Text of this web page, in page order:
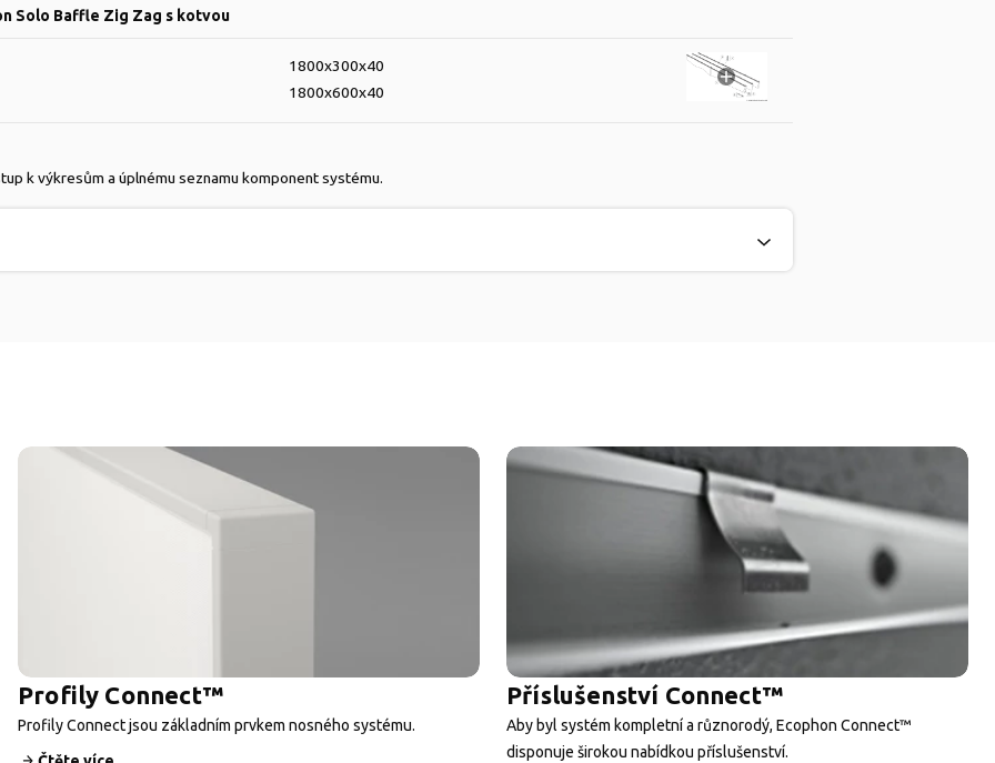
Solo Baffle Zig Zag s kotvou
1800x300x40
1800x600x40
k výkresům a úplnému seznamu komponent systému.
Profily Connect™
Profily Connect jsou základním prvkem nosného systému.
Příslušenství Connect™
Aby byl systém kompletní a různorodý, Ecophon Connect™
disponuje širokou nabídkou příslušenství.